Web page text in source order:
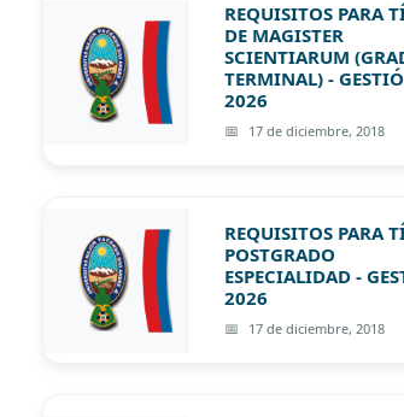
REQUISITOS PARA
DE MAGISTER
SCIENTIARUM
TERMINAL) -
2026
17 de diciembre, 2018
REQUISITOS PARA
POSTGRADO
ESPECIALIDAD -
2026
17 de diciembre, 2018